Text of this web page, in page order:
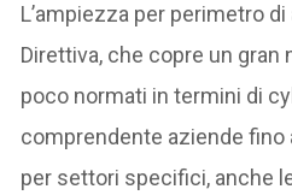
L’ampiezza per perimetro
Direttiva, che copre un
poco normati in termini di
comprendente aziende fino
per settori specifici, anche